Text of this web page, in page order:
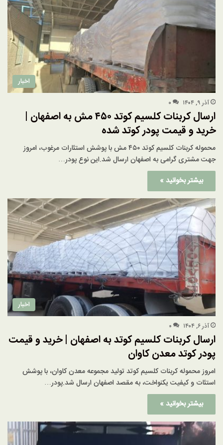
اخبار
آذر ۹, ۱۴۰۴ ۰
ارسال کربنات کلسیم کوتد ۴۵۰ مش به اصفهان |
خرید و قیمت پودر کوتد شده
محموله کربنات کلسیم کوتد ۴۵۰ مش با پوشش استئارات مرغوب، امروز
جهت مشتری گرامی به اصفهان ارسال شد.این نوع پودر…
بیشتر بخوانید »
اخبار
آذر ۶, ۱۴۰۴ ۰
ارسال کربنات کلسیم کوتد به اصفهان | خرید و قیمت
پودر کوتد معدن کاوان
امروز محموله کربنات کلسیم کوتد تولید مجموعه معدن کاوان، با پوشش
استئات و کیفیت یکنواخت، به مقصد اصفهان ارسال شد.پودر…
بیشتر بخوانید »